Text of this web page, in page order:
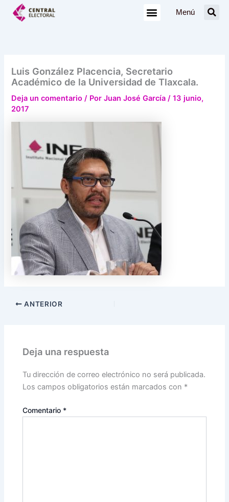
Menú
Luis González Placencia, Secretario
Académico de la Universidad de Tlaxcala.
Deja un comentario / PorJuan José García/13 junio,
2017
ANTERIOR
Deja una respuesta
Tu dirección de correo electrónico no será publicada.
Los campos obligatorios están marcados con *
Comentario *